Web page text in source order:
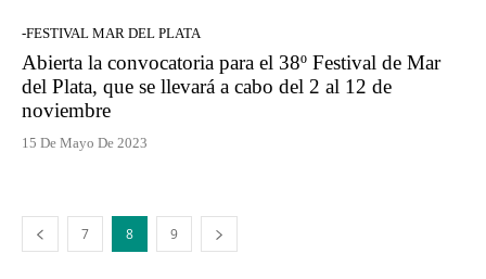
-FESTIVAL MAR DEL PLATA
Abierta la convocatoria para el 38º Festival de Mar
del Plata, que se llevará a cabo del 2 al 12 de
noviembre
15 De Mayo De 2023
7 8 9